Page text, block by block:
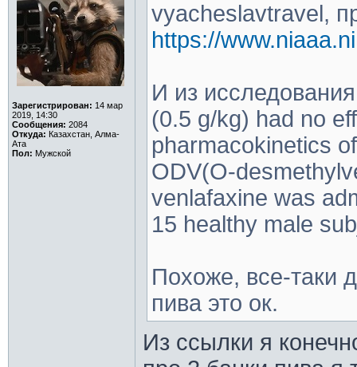
Зарегистрирован: 14 мар
2019, 14:30
Сообщения: 2084
Откуда: Казахстан, Алма-
Ата
Пол: Мужской
vyacheslavtravel,
https://
И из
(0.5 g/kg) had no
pharmacokinetics
ODV(O-
venlafaxine was
15 healthy male
Похоже, все-таки
пива это ок.
Из ссылки я